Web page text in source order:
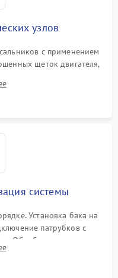
узлов
с применением
щеток двигателя,
манжеты.
системы
Установка бака на
патрубков с
Обработка стыков
протечек воды.